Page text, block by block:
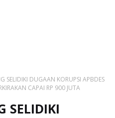
SELIDIKI DUGAAN KORUPSI APBDES
CAPAI RP 900 JUTA
SELIDIKI